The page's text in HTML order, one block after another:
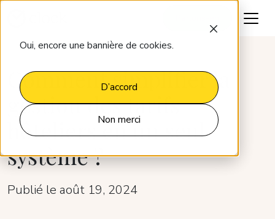
Oui, encore une bannière de cookies.
D’accord
Non merci
Comment simplifier la
gestion des tarifs
hôteliers en un seul
système ?
Publié le août 19, 2024